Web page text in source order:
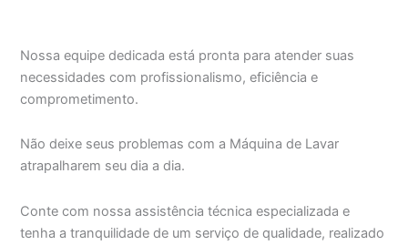
Nossa equipe dedicada está pronta para atender suas
necessidades com profissionalismo, eficiência e
comprometimento.
Não deixe seus problemas com a Máquina de Lavar
atrapalharem seu dia a dia.
Conte com nossa assistência técnica especializada e
tenha a tranquilidade de um serviço de qualidade, realizado